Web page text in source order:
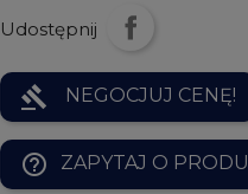
Udostępnij
gavel NEGOCJUJ CENĘ!
help_outline ZAPYTAJ O